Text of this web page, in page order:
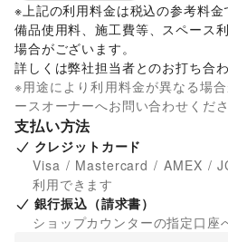
※上記の利用料金は税込の参考料金
備品使用料、施工費等、スペース
場合がございます。
詳しくは弊社担当者とのお打ち合
※用途により利用料金が異なる場
ースオーナーへお問い合わせくださ
支払い方法
クレジットカード
Visa / Mastercard / AMEX /
利用できます
銀行振込（請求書）
ショップカウンターの指定口座